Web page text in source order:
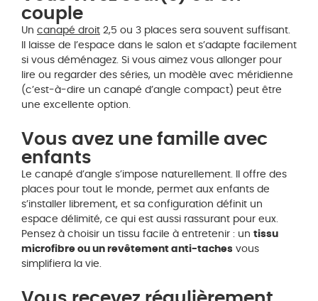
couple
Un canapé droit 2,5 ou 3 places sera souvent suffisant.
Il laisse de l’espace dans le salon et s’adapte facilement
si vous déménagez. Si vous aimez vous allonger pour
lire ou regarder des séries, un modèle avec méridienne
(c’est-à-dire un canapé d’angle compact) peut être
une excellente option.
Vous avez une famille avec
enfants
Le canapé d’angle s’impose naturellement. Il offre des
places pour tout le monde, permet aux enfants de
s’installer librement, et sa configuration définit un
espace délimité, ce qui est aussi rassurant pour eux.
Pensez à choisir un tissu facile à entretenir : un tissu
microfibre ou un revêtement anti-taches vous
simplifiera la vie.